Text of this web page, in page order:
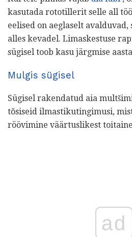
kasutada rototillerit selle all
eelised on aeglaselt avalduvad,
alles kevadel. Limaskestuse
sügisel toob kasu järgmise
Mulgis sügisel
Sügisel rakendatud aia
tõsiseid ilmastikutingimusi,
röövimine väärtuslikest
ad